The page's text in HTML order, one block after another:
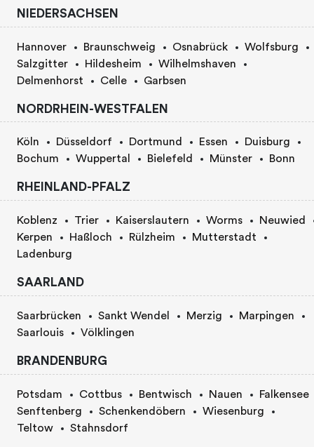
NIEDERSACHSEN
Hannover Braunschweig Osnabrück
Wolfsburg
Salzgitter
Hildesheim
Wilhelmshaven
Delmenhorst
Celle Garbsen
NORDRHEIN-WESTFALEN
Köln Düsseldorf Dortmund Essen
Duisburg
Bochum
Wuppertal Bielefeld Münster Bonn
RHEINLAND-PFALZ
Koblenz Trier Kaiserslautern Worms
Neuwied
Kerpen
Haßloch Rülzheim
Mutterstadt
Ladenburg
SAARLAND
Saarbrücken Sankt Wendel Merzig
Marpingen
Saarlouis
Völklingen
BRANDENBURG
Potsdam Cottbus Bentwisch Nauen
Falkensee
Senftenberg
Schenkendöbern
Wiesenburg
Teltow
Stahnsdorf